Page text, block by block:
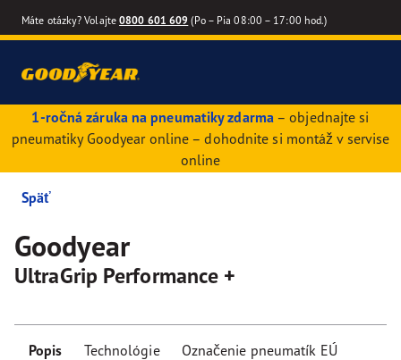
Máte otázky? Volajte0800 601 609 (Po – Pia 08:00 – 17:00 hod.)
1-ročná záruka na pneumatiky zdarma– objednajte si
pneumatiky Goodyear online – dohodnite si montáž v servise
online
Späť
Goodyear
UltraGrip Performance +
Popis Technológie Označenie pneumatík EÚ